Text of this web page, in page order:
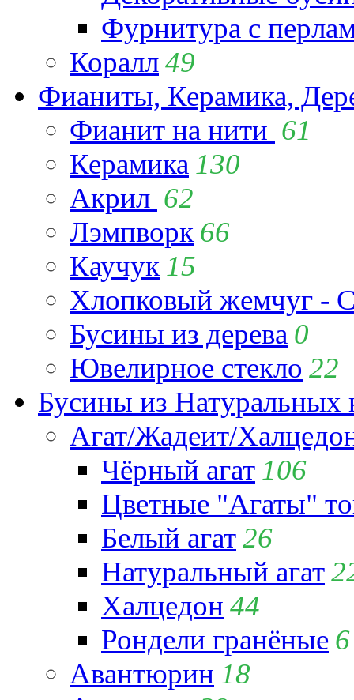
Фурнитура с
Коралл49
Фианиты, Керамика,
Фианит на нити 61
Керамика 130
Акрил 62
Лэмпворк 66
Каучук 15
Хлопковый жемчуг -
Бусины из дерева 0
Ювелирное стекло 22
Бусины из Натуральных
Агат/Жадеит/
Чёрный агат 106
Цветные "Агаты"
Белый агат26
Натуральный агат
Халцедон 44
Рондели гранёные 6
Авантюрин 18